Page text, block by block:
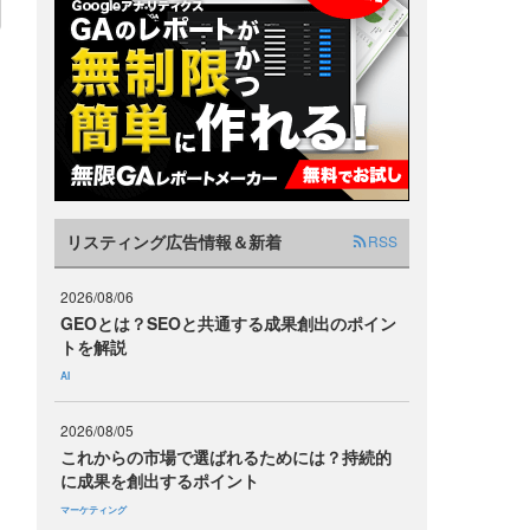
リスティング広告情報＆新着 RSS
2026/08/06
GEOとは？SEOと共通する成果創出のポイン
トを解説
AI
2026/08/05
これからの市場で選ばれるためには？持続的
に成果を創出するポイント
マーケティング